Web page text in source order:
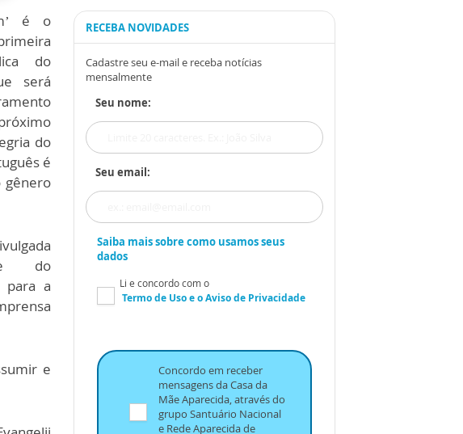
é o
do
será
do
é
gênero
do
para a
e
RECEBA NOVIDADES
Cadastre seu e-mail e receba notícias
mensalmente
Seu nome:
Seu email:
Saiba mais sobre como usamos seus
dados
Li e concordo com o
Termo de Usoe oAviso de Privacidade
Concordo em receber
mensagens da Casa da
Mãe Aparecida, através do
grupo Santuário Nacional
e Rede Aparecida de